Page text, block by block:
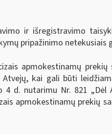
ir išregistravimo
pripažinimo netekusiais
apmokestinamų
kai gali būti
4 d. nutarimu Nr. 821
apmokestinamų prekių